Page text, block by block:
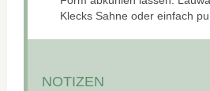
Klecks Sahne oder einfach
NOTIZEN